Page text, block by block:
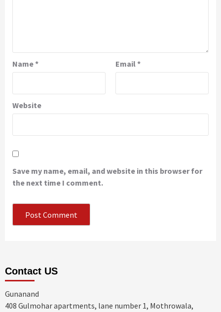
Name* Email*
Website
Save my name, email, and website in this browser for
the next time I comment.
Contact US
Gunanand
408 Gulmohar apartments, lane number 1, Mothrowala,